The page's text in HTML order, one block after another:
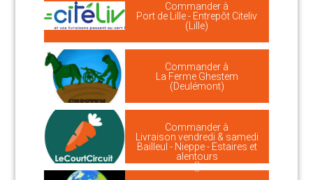
Commander à
Port de Lille - Entrepôt Citeliv
(Lille)
Commander à
La Ferme Ghestem
(Deulémont)
Commander à
Livraison vendredi & samedi
Bailleul - Nieppe - Estaires et
alentours
()